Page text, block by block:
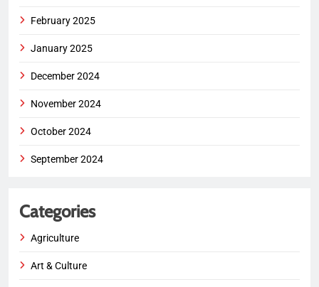
February 2025
January 2025
December 2024
November 2024
October 2024
September 2024
Categories
Agriculture
Art & Culture